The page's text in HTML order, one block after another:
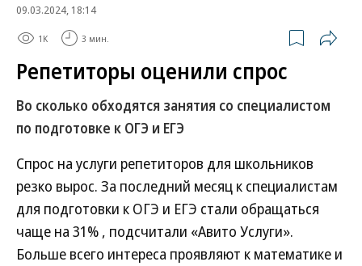
09.03.2024, 18:14
1K 3 мин.
Репетиторы оценили спрос
Во сколько обходятся занятия со специалистом
по подготовке к ОГЭ и ЕГЭ
Спрос на услуги репетиторов для школьников
резко вырос. За последний месяц к специалистам
для подготовки к ОГЭ и ЕГЭ стали обращаться
чаще на 31% , подсчитали «Авито Услуги».
Больше всего интереса проявляют к математике и